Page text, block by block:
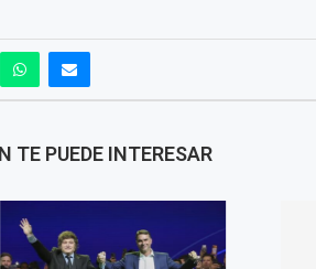
TE PUEDE INTERESAR